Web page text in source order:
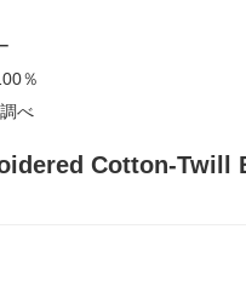
％
べ
Cotton-Twill